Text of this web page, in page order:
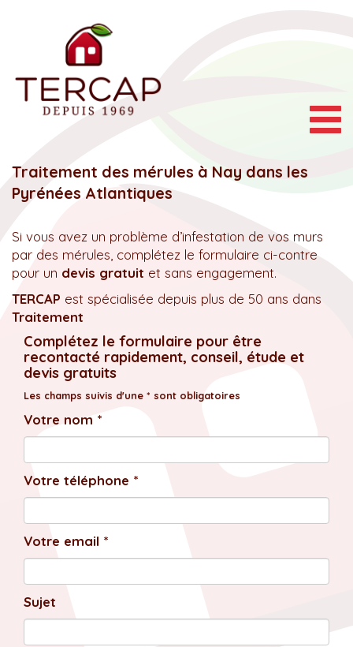
Traitement des mérules à Nay dans les
Pyrénées Atlantiques
Si vous avez un problème d’infestation de vos murs
par des mérules, complétez le formulaire ci-contre
pour un devis gratuit et sans engagement.
TERCAP est spécialisée depuis plus de 50 ans dans
Traitement
Complétez le formulaire pour être
recontacté rapidement, conseil, étude et
devis gratuits
Les champs suivis d'une * sont obligatoires
Votre nom *
Votre téléphone *
Votre email *
Sujet